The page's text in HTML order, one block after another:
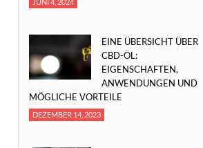
EINE ÜBERSICHT ÜBER
CBD-ÖL:
EIGENSCHAFTEN,
ANWENDUNGEN UND
MÖGLICHE VORTEILE
DEZEMBER 14, 2023